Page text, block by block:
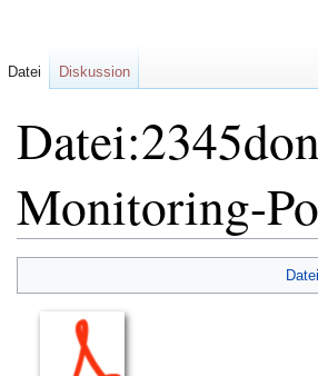
Monitoring-
Navigation
springen
Suche
springen
Datei Diskussion